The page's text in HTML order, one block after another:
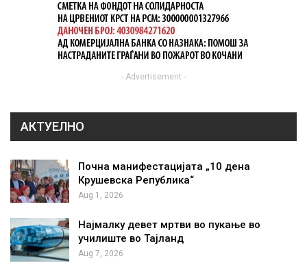
- Advertisement -
АКТУЕЛНО
Почна манифестацијата „10 дена
Крушевска Република“
Aug 1, 2026
Најмалку девет мртви во пукање во
училиште во Тајланд
Aug 7, 2026